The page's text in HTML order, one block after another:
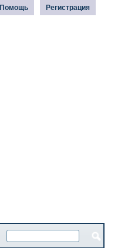
Регистрация
Помощь